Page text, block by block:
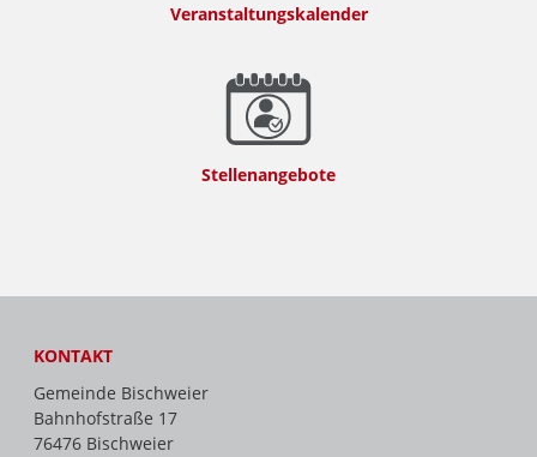
Veranstaltungskalender
Stellenangebote
KONTAKT
Gemeinde Bischweier
Bahnhofstraße 17
76476 Bischweier